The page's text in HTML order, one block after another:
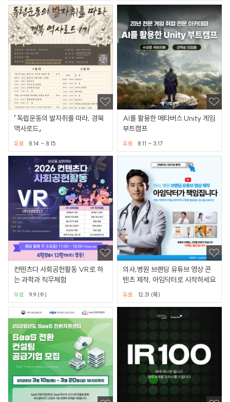
「독립운동의 발자취를 따라, 경북
역사로드」
8.14 ~ 8.15
유료
AI를 활용한 메타버스 Unity 게임
부트캠프
8.11 ~ 3.17
유료
컨텐츠다 사회공헌활동 VR로 하
는 과학과 직무체험
9.9 (수)
무료
의사,병원 브랜딩 유튜브 영상 콘
텐츠 제작, 아임닥터로 시작하세요
12.31 (목)
유료